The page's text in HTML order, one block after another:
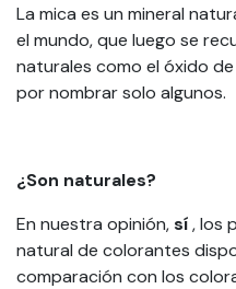
La mica es un mineral
el mundo, que luego se
naturales como el óxido
por nombrar solo algunos.
¿Son naturales?
En nuestra opinión,sí, los
natural de colorantes
comparación con los